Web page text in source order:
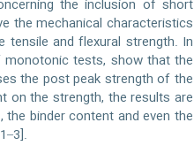
the inclusion of short
the mechanical characteristics
and flexural strength. In
tests, show that the
the post peak strength of the
the strength, the results are
binder content and even the